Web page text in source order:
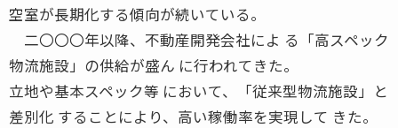
空室が長期化する傾向が続いている。
二〇〇〇年以降、不動産開発会社によ る「高スペック
物流施設」の供給が盛ん に行われてきた。
立地や基本スペック等 において、「従来型物流施設」と
差別化 することにより、高い稼働率を実現して きた。